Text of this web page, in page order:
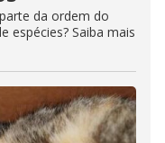
da ordem do
espécies? Saiba mais